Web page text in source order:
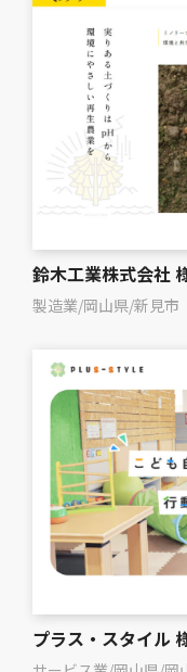
鈴木工業株式会社
製造業/岡山県/新見市
プラス・スタイル